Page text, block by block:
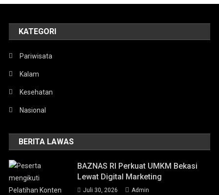
KATEGORI
Pariwisata
Kalam
Kesehatan
Nasional
BERITA LAWAS
BAZNAS RI Perkuat UMKM Bekasi
Lewat Digital Marketing
Juli 30, 2026 Admin